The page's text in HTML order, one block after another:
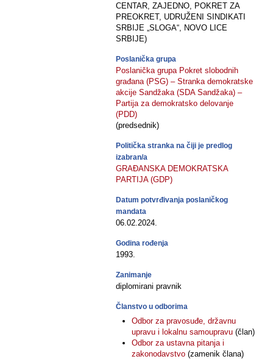
CENTAR, ZAJEDNO, POKRET ZA
PREOKRET, UDRUŽENI SINDIKATI
SRBIJE „SLOGA“, NOVO LICE
SRBIJE)
Poslanička grupa
Poslanička grupa Pokret slobodnih
građana (PSG) – Stranka demokratske
akcije Sandžaka (SDA Sandžaka) –
Partija za demokratsko delovanje
(PDD)
(predsednik)
Politička stranka na čiji je predlog
izabran/a
GRAĐANSKA DEMOKRATSKA
PARTIJA (GDP)
Datum potvrđivanja poslaničkog
mandata
06.02.2024.
Godina rođenja
1993.
Zanimanje
diplomirani pravnik
Članstvo u odborima
Odbor za pravosuđe, državnu
upravu i lokalnu samoupravu (član)
Odbor za ustavna pitanja i
zakonodavstvo (zamenik člana)